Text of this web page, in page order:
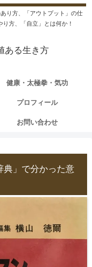
り方、「アウトプット」の仕
方、「自立」とは何か！
ある生き方
健康・太極拳・気功
プロフィール
お問い合わせ
」で分かった意